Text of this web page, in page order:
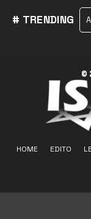
# TRENDING
©
HOME EDITO